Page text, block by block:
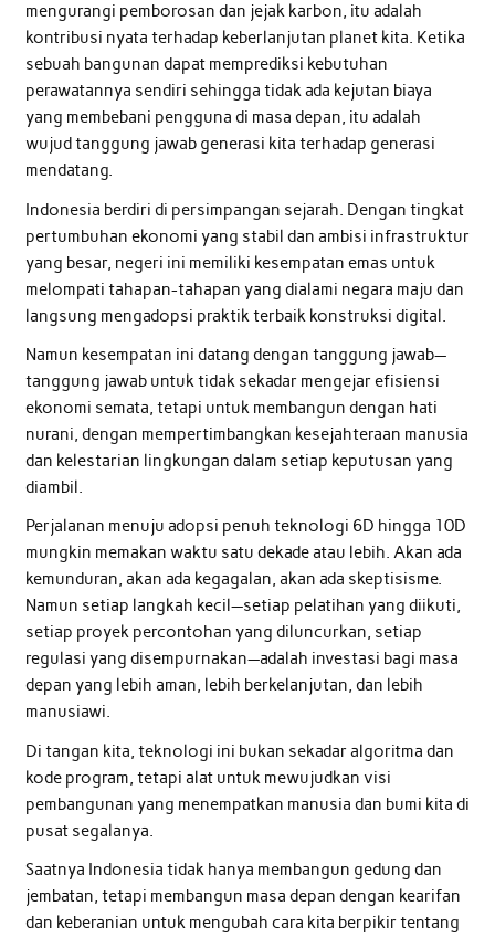
mengurangi pemborosan dan jejak karbon, itu adalah
kontribusi nyata terhadap keberlanjutan planet kita. Ketika
sebuah bangunan dapat memprediksi kebutuhan
perawatannya sendiri sehingga tidak ada kejutan biaya
yang membebani pengguna di masa depan, itu adalah
wujud tanggung jawab generasi kita terhadap generasi
mendatang.
Indonesia berdiri di persimpangan sejarah. Dengan tingkat
pertumbuhan ekonomi yang stabil dan ambisi infrastruktur
yang besar, negeri ini memiliki kesempatan emas untuk
melompati tahapan-tahapan yang dialami negara maju dan
langsung mengadopsi praktik terbaik konstruksi digital.
Namun kesempatan ini datang dengan tanggung jawab—
tanggung jawab untuk tidak sekadar mengejar efisiensi
ekonomi semata, tetapi untuk membangun dengan hati
nurani, dengan mempertimbangkan kesejahteraan manusia
dan kelestarian lingkungan dalam setiap keputusan yang
diambil.
Perjalanan menuju adopsi penuh teknologi 6D hingga 10D
mungkin memakan waktu satu dekade atau lebih. Akan ada
kemunduran, akan ada kegagalan, akan ada skeptisisme.
Namun setiap langkah kecil—setiap pelatihan yang diikuti,
setiap proyek percontohan yang diluncurkan, setiap
regulasi yang disempurnakan—adalah investasi bagi masa
depan yang lebih aman, lebih berkelanjutan, dan lebih
manusiawi.
Di tangan kita, teknologi ini bukan sekadar algoritma dan
kode program, tetapi alat untuk mewujudkan visi
pembangunan yang menempatkan manusia dan bumi kita di
pusat segalanya.
Saatnya Indonesia tidak hanya membangun gedung dan
jembatan, tetapi membangun masa depan dengan kearifan
dan keberanian untuk mengubah cara kita berpikir tentang